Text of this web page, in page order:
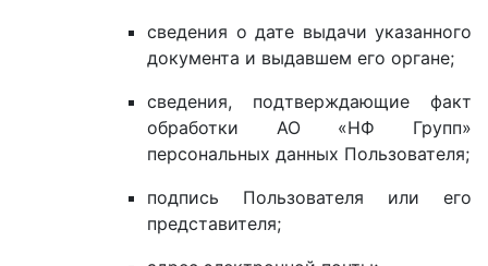
сведения о дате выдачи указанного
документа и выдавшем его органе;
сведения, подтверждающие факт
обработки АО «НФ Групп»
персональных данных Пользователя;
подпись Пользователя или его
представителя;